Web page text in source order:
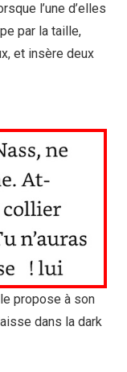
l’une d’elles
par la taille,
et insère deux
propose à son
dans la dark